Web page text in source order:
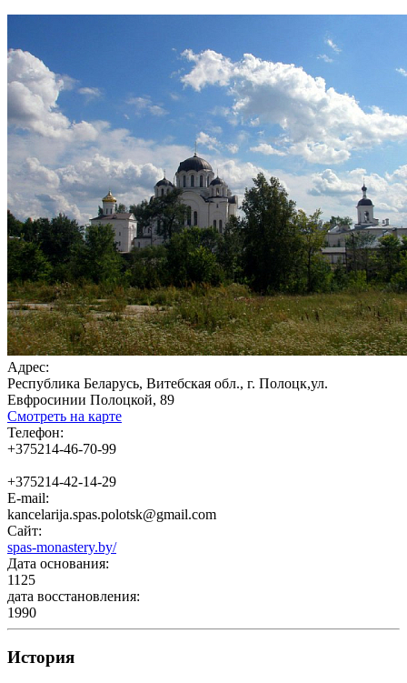
Адрес:
Республика Беларусь, Витебская обл., г. Полоцк,ул.
Евфросинии Полоцкой, 89
Смотреть на карте
Телефон:
+375214-46-70-99
+375214-42-14-29
E-mail:
kancelarija.spas.polotsk@gmail.com
Сайт:
spas-monastery.by/
Дата основания:
1125
дата восстановления:
1990
История